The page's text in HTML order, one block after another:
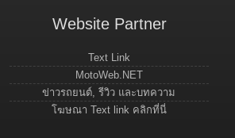
Website Partner
Text Link
MotoWeb.NET
ข่าวรถยนต์, รีวิว และบทความ
โฆษณา Text link คลิกที่นี่